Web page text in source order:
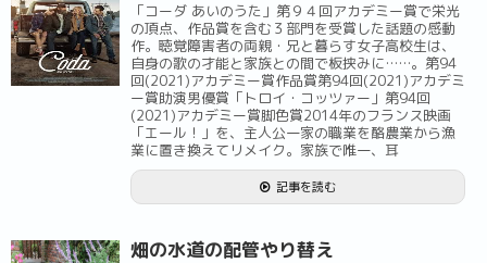
「コーダ あいのうた」第９４回アカデミー賞で栄光
の頂点、作品賞を含む３部門を受賞した話題の感動
作。聴覚障害者の両親・兄と暮らす女子高校生は、
自身の歌の才能と家族との間で板挟みに……。第94
回(2021)アカデミー賞作品賞第94回(2021)アカデミ
ー賞助演男優賞「トロイ・コッツァー」第94回
(2021)アカデミー賞脚色賞2014年のフランス映画
「エール！」を、主人公一家の職業を酪農業から漁
業に置き換えてリメイク。家族で唯一、耳
記事を読む
畑の水道の配管やり替え